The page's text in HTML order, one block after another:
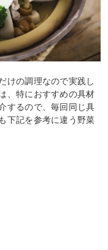
けの調理なので実践し
、特におすすめの具材
するので、毎回同じ具
下記を参考に違う野菜